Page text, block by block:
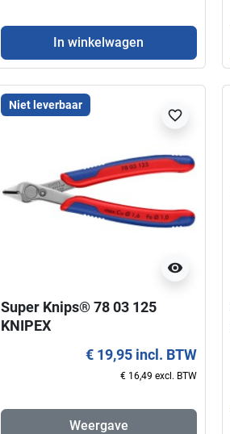
In winkelwagen
Niet leverbaar
visibility
favorite_border
Super Knips® 78 03 125
KNIPEX
€ 19,95 incl. BTW
€ 16,49 excl. BTW
Weergave